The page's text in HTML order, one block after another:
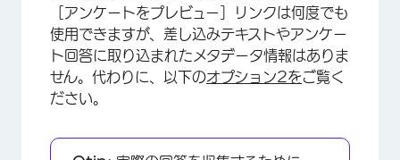
［アンケートをプレビュー］リンクは何度でも
使用できますが、差し込みテキストやアンケー
ト回答に取り込まれたメタデータ情報はありま
せん。代わりに、以下のオプション2をご覧く
ださい。